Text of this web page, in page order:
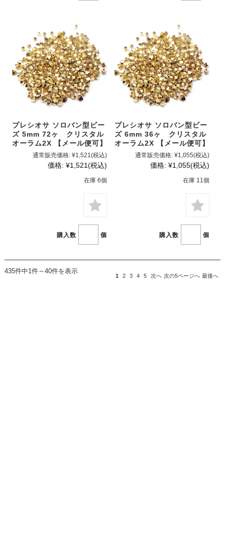
プレシオサ ソロバン型ビー
ズ 5mm 72ヶ クリスタル
オーラム2X 【メール便可】
通常販売価格: ¥1,521(税込)
価格: ¥1,521(税込)
在庫 6個
購入数 個
プレシオサ ソロバン型ビー
ズ 6mm 36ヶ クリスタル
オーラム2X 【メール便可】
通常販売価格: ¥1,055(税込)
価格: ¥1,055(税込)
在庫 11個
購入数 個
435件中1件～40件を表示
1 2 3 4 5 次へ 次の5ページへ 最後へ